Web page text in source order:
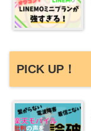
PICK UP！